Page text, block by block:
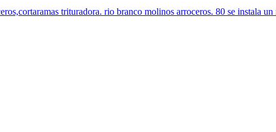
trituradora. rio branco molinos arroceros. 80 se instala